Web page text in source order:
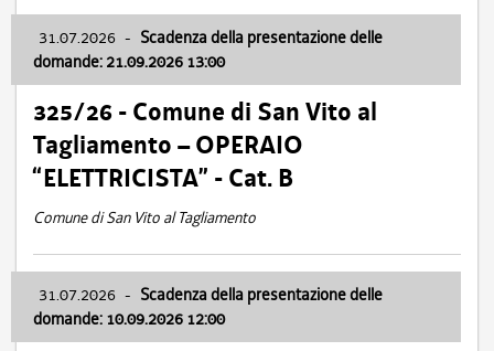
31.07.2026 - Scadenza della presentazione delle
domande: 21.09.2026 13:00
325/26 - Comune di San Vito al
Tagliamento – OPERAIO
“ELETTRICISTA” - Cat. B
Comune di San Vito al Tagliamento
31.07.2026 - Scadenza della presentazione delle
domande: 10.09.2026 12:00